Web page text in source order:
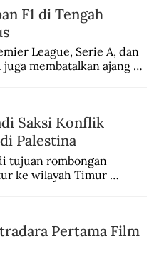
F1 di Tengah
League, Serie A, dan
juga membatalkan ajang
Saksi Konflik
Palestina
tujuan rombongan
ke wilayah Timur
orang Yahudi dan
Pertama Film